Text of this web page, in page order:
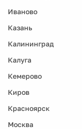
Иваново
Казань
Калининград
Калуга
Кемерово
Киров
Красноярск
Москва